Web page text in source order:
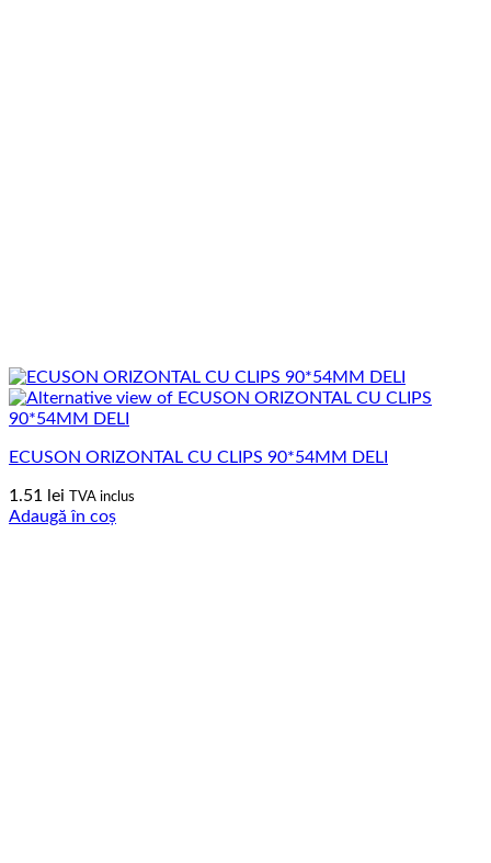
ECUSON ORIZONTAL CU CLIPS 90*54MM DELI
1.51 lei TVA inclus
Adaugă în coș